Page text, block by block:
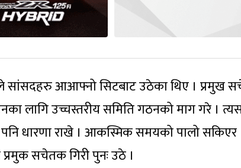
सांसदहरु आआफ्नो सिटबाट उठेका थिए । प्रमुख
लागि उच्चस्तरीय समिति गठनको माग गरे ।
धारणा राखे । आकस्मिक समयको पालो सकिएर
सचेतक गिरी पुनः उठे ।